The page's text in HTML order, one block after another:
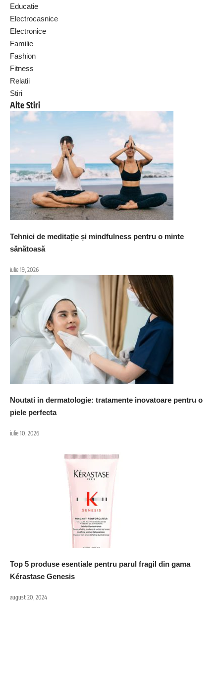
Educatie
Electrocasnice
Electronice
Familie
Fashion
Fitness
Relatii
Stiri
Alte Stiri
Tehnici de meditație și mindfulness pentru o minte
sănătoasă
iulie 19, 2026
Noutati in dermatologie: tratamente inovatoare pentru o
piele perfecta
iulie 10, 2026
Top 5 produse esentiale pentru parul fragil din gama
Kérastase Genesis
august 20, 2024